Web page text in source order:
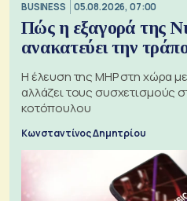
BUSINESS 05.08.2026, 07:00
Πώς η εξαγορά της
ανακατεύει την
H έλευση της MHP στη χώρα
αλλάζει τους συσχετισμούς
κοτόπουλου
Κωνσταντίνος Δημητρίου